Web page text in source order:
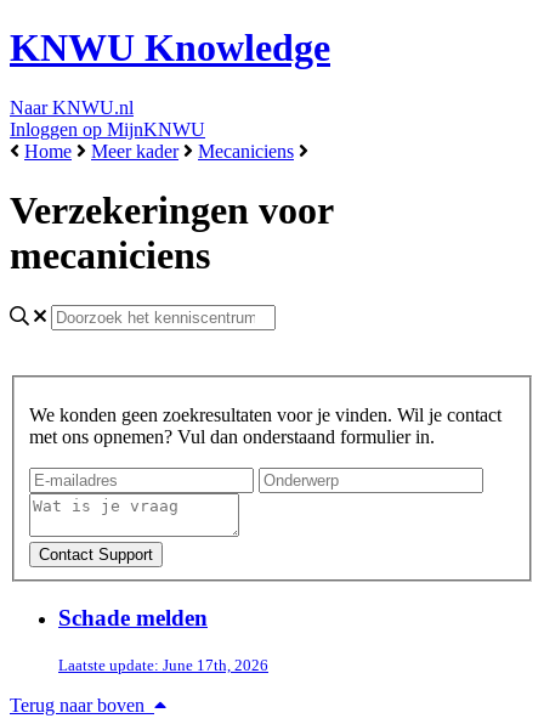
KNWU Knowledge
Naar KNWU.nl
Inloggen op MijnKNWU
Home
Meer kader Mecaniciens
Verzekeringen voor
mecaniciens
We konden geen zoekresultaten voor je vinden. Wil je contact
met ons opnemen? Vul dan onderstaand formulier in.
Schade melden
Laatste update: June 17th, 2026
Terug naar boven